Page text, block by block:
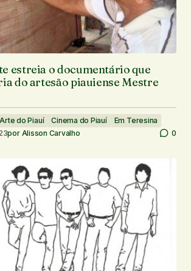
estreia o documentário que
do artesão piauiense Mestre
Arte do Piauí Cinema do Piauí
Em Teresina
por Alisson Carvalho 0